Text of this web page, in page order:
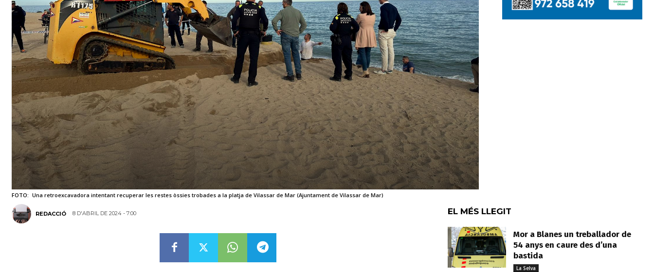
FOTO: Una retroexcavadora intentant recuperar les restes òssies trobades a la platja de Vilassar de Mar (Ajuntament de Vilassar de Mar)
REDACCIÓ 8 D'ABRIL DE 2024 - 7:00 EL MÉS LLEGIT
Mor a Blanes un treballador de
54 anys en caure des d’una
bastida
La Selva